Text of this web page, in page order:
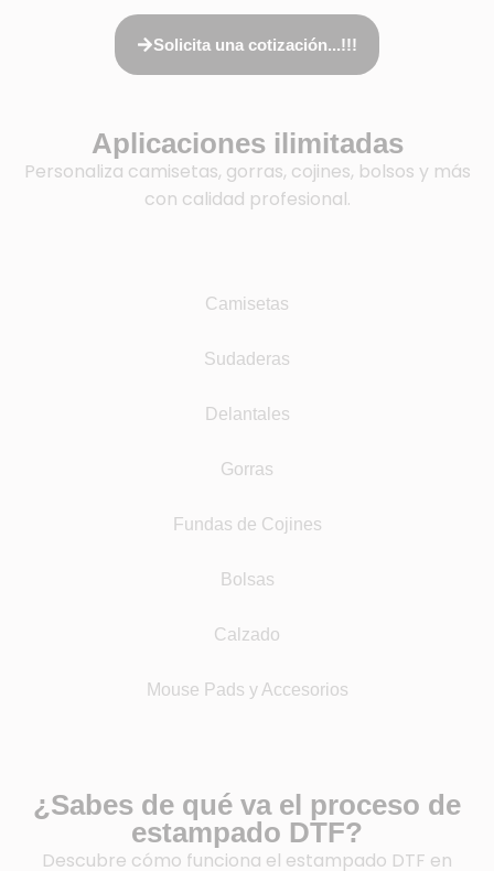
Solicita una cotización...!!!
Aplicaciones ilimitadas
Personaliza camisetas, gorras, cojines, bolsos y más
con calidad profesional.
Camisetas
Sudaderas
Delantales
Gorras
Fundas de Cojines
Bolsas
Calzado
Mouse Pads y Accesorios
¿Sabes de qué va el proceso de
estampado DTF?
Descubre cómo funciona el estampado DTF en